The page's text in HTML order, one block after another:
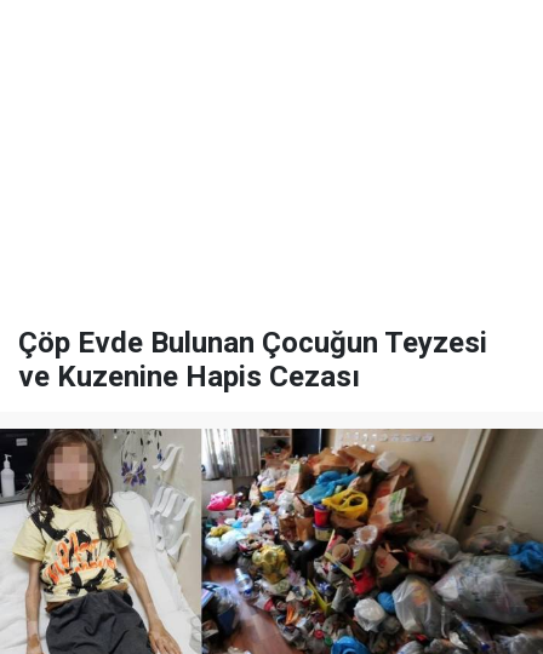
Çöp Evde Bulunan Çocuğun Teyzesi
ve Kuzenine Hapis Cezası